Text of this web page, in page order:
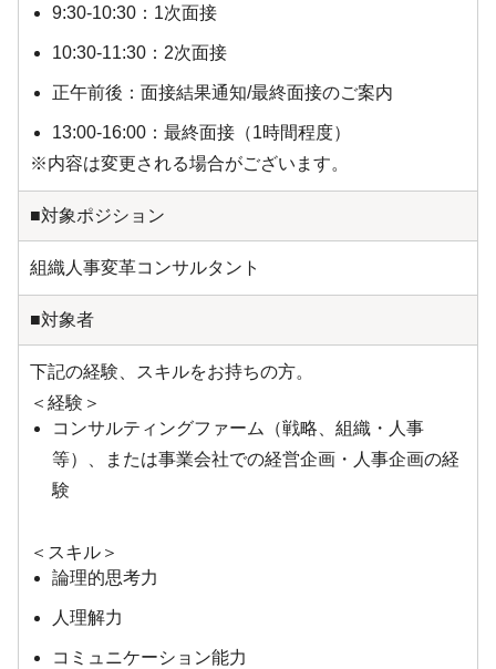
9:30-10:30：1次面接
10:30-11:30：2次面接
正午前後：面接結果通知/最終面接のご案内
13:00-16:00：最終面接（1時間程度）
※内容は変更される場合がございます。
■対象ポジション
組織人事変革コンサルタント
■対象者
下記の経験、スキルをお持ちの方。
＜経験＞
コンサルティングファーム（戦略、組織・人事
等）、または事業会社での経営企画・人事企画の経
験
＜スキル＞
論理的思考力
人理解力
コミュニケーション能力